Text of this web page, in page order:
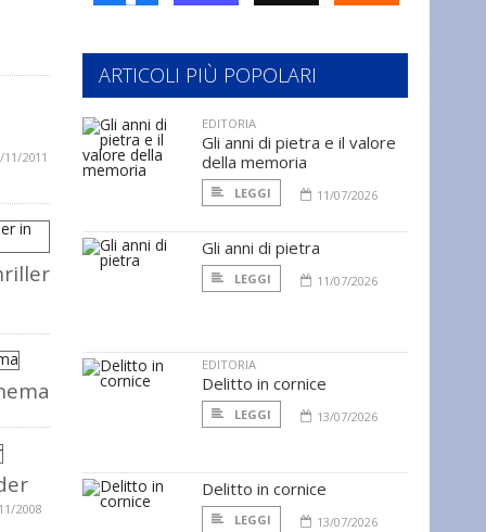
11/2011
2008
ARTICOLI PIÙ POPOLARI
EDITORIA
Gli anni di pietra e il valore
della memoria
LEGGI 11/07/2026
Gli anni di pietra
LEGGI 11/07/2026
EDITORIA
Delitto in cornice
LEGGI 13/07/2026
Delitto in cornice
LEGGI 13/07/2026